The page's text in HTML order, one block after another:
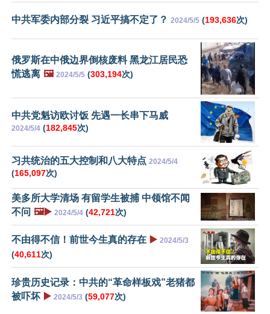
中共军委内部分裂 习近平搞不定了？ 2024/5/5 (193,636次)
俄罗斯在中俄边界倒核废料 黑龙江居民恐
慌逃离 🖼️ 2024/5/5 (303,194次)
中共党魁访欧讨饭 先遇一长串下马威
2024/5/4 (182,845次)
习共统治的五大控制和八大特点 2024/5/4
(165,097次)
美多所大学清场 有留学生被捕 中领馆不闻
不问 🖼️▶️ 2024/5/4 (42,721次)
不由得不信！前世今生真的存在 ▶️ 2024/5/3
(40,611次)
珍贵历史记录：中共的“革命样板戏”老猪都
被吓坏 ▶️ 2024/5/3 (59,077次)